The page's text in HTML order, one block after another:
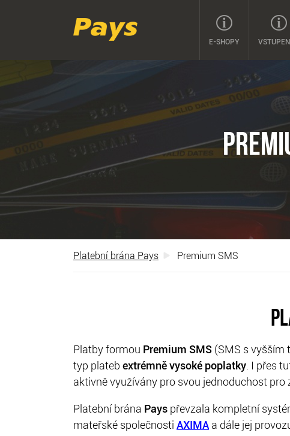
E-SHOPY
Platební brána Pays Premium SMS
Platby formou Premium SMS (SMS s vyšším
typ plateb extrémně vysoké poplatky. I přes
aktivně využívány pro svou jednoduchost pro
Platební brána Pays převzala kompletní
mateřské společnosti AXIMA a dále jej